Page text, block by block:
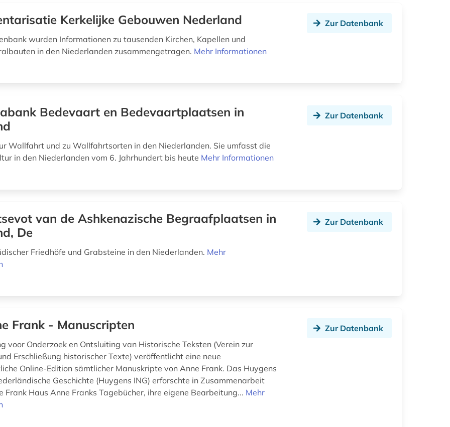
Kerkelijke Gebouwen Nederland
wurden Informationen zu tausenden Kirchen, Kapellen und
in den Niederlanden zusammengetragen. Mehr Informationen
Zur Datenbank
Bedevaart en Bedevaartplaatsen in
Wallfahrt und zu Wallfahrtsorten in den Niederlanden. Sie umfasst die
in den Niederlanden vom 6. Jahrhundert bis heute Mehr Informationen
Zur Datenbank
van de Ashkenazische Begraafplaatsen in
De
Friedhöfe und Grabsteine in den Niederlanden. Mehr
Zur Datenbank
Frank - Manuscripten
voor Onderzoek en Ontsluiting van Historische Teksten (Verein zur
Erschließung historischer Texte) veröffentlicht eine neue
Online-Edition sämtlicher Manuskripte von Anne Frank. Das Huygens
Geschichte (Huygens ING) erforschte in Zusammenarbeit
Frank Haus Anne Franks Tagebücher, ihre eigene Bearbeitung... Mehr
Zur Datenbank